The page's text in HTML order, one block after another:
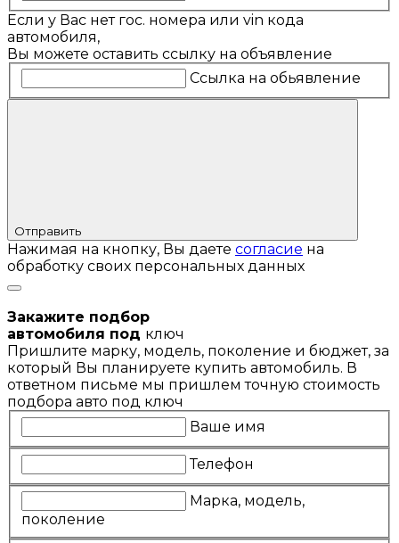
Если у Вас нет гос. номера или vin кода
автомобиля,
Вы можете оставить ссылку на объявление
Ссылка на обьявление
Отправить
Нажимая на кнопку, Вы даете согласие на
обработку своих персональных данных
Закажите подбор
автомобиля под ключ
Пришлите марку, модель, поколение и бюджет, за
который Вы планируете купить автомобиль. В
ответном письме мы пришлем точную стоимость
подбора авто под ключ
Ваше имя
Телефон
Марка, модель,
поколение